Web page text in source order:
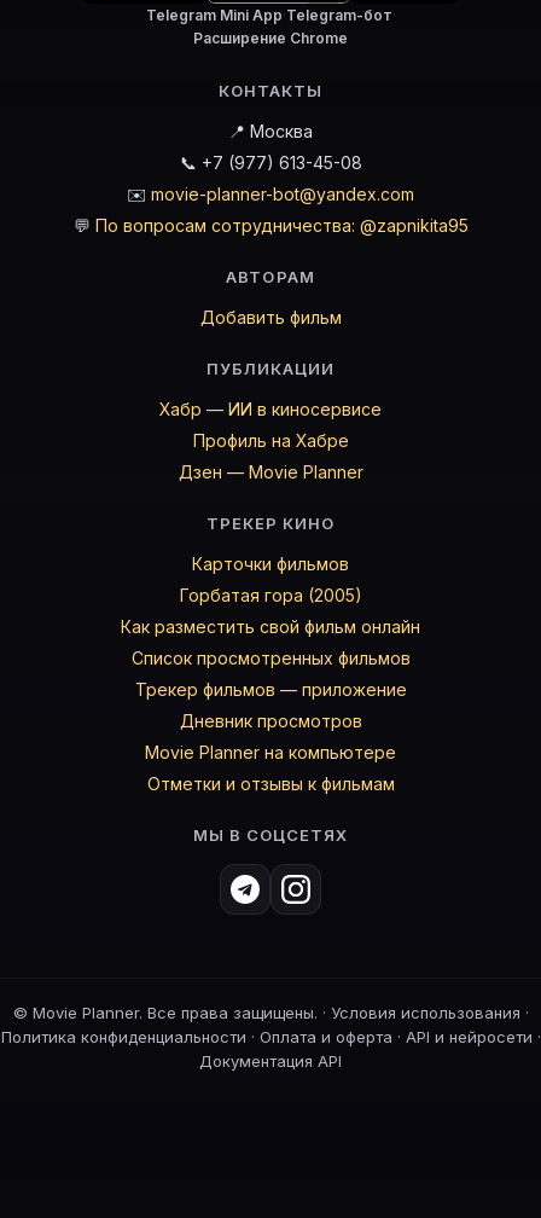
Telegram Mini App·Telegram-бот·
Расширение Chrome
КОНТАКТЫ
📍 Москва
📞 +7 (977) 613-45-08
✉️ movie-planner-bot@yandex.com
💬 По вопросам сотрудничества: @zapnikita95
АВТОРАМ
Добавить фильм
ПУБЛИКАЦИИ
Хабр — ИИ в киносервисе
Профиль на Хабре
Дзен — Movie Planner
ТРЕКЕР КИНО
Карточки фильмов
Горбатая гора (2005)
Как разместить свой фильм онлайн
Список просмотренных фильмов
Трекер фильмов — приложение
Дневник просмотров
Movie Planner на компьютере
Отметки и отзывы к фильмам
МЫ В СОЦСЕТЯХ
© Movie Planner. Все права защищены. · Условия использования ·
Политика конфиденциальности · Оплата и оферта · API и нейросети ·
Документация API